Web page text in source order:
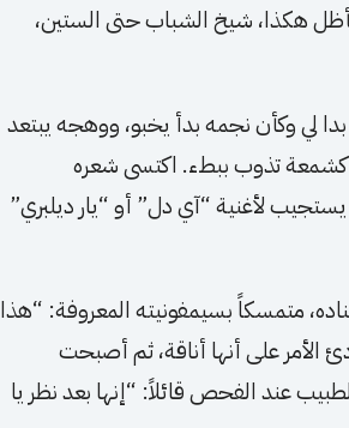
هكذا، شيخ الشباب حتى الستين،
لي وكأن نجمه بدأ يخبو، ووهجه يبتعد
تذوب ببطء. اكتسى شعره
لأغنية “آي دل” أو “يار ديلبري”
متمسكاً بسيمفونيته المعروفة: “هذا
الأمر على أنها أناقة، ثم أصبحت
عند الفحص قائلاً: “إنها بعد نظر يا